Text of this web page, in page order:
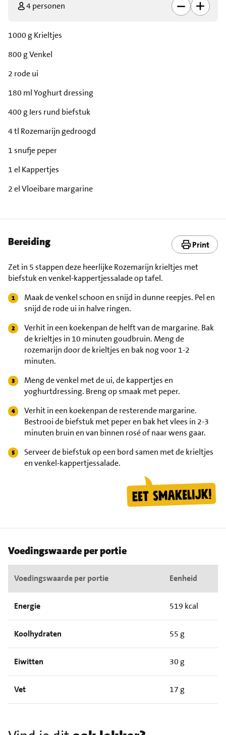
4 personen
1000 g Krieltjes
800 g Venkel
2 rode ui
180 ml Yoghurt dressing
400 g Iers rund biefstuk
4 tl Rozemarijn gedroogd
1 snufje peper
1 el Kappertjes
2 el Vloeibare margarine
Bereiding Print
Zet in 5 stappen deze heerlijke Rozemarijn krieltjes met
biefstuk en venkel-kappertjessalade op tafel.
Maak de venkel schoon en snijd in dunne reepjes. Pel en
snijd de rode ui in halve ringen.
Verhit in een koekenpan de helft van de margarine. Bak
de krieltjes in 10 minuten goudbruin. Meng de
rozemarijn door de krieltjes en bak nog voor 1-2
minuten.
Meng de venkel met de ui, de kappertjes en
yoghurtdressing. Breng op smaak met peper.
Verhit in een koekenpan de resterende margarine.
Bestrooi de biefstuk met peper en bak het vlees in 2-3
minuten bruin en van binnen rosé of naar wens gaar.
Serveer de biefstuk op een bord samen met de krieltjes
en venkel-kappertjessalade.
Voedingswaarde per portie
Voedingswaarde per portie Eenheid
Energie 519 kcal
Koolhydraten 55 g
Eiwitten 30 g
Vet 17 g